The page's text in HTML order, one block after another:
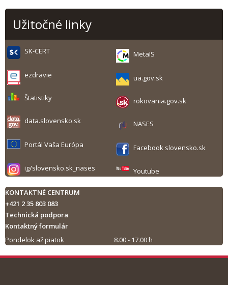
Užitočné linky
SK-CERT MetaIS
ezdravie ua.gov.sk
Štatistiky rokovania.gov.sk
data.slovensko.sk NASES
Portál Vaša Európa Facebook slovensko.sk
ig/slovensko.sk_nases Youtube
KONTAKTNÉ CENTRUM
+421 2 35 803 083
Technická podpora
Kontaktný formulár
Pondelok až piatok
8.00 - 17.00 h
Tlač obsahu